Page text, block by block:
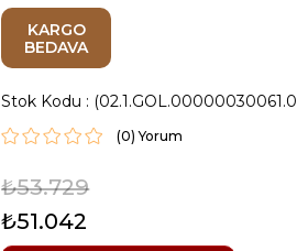
KARGO
BEDAVA
Stok Kodu
(0)
₺53.729
₺51.042